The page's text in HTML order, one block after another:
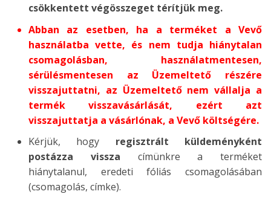
csökkentett végösszeget térítjük meg.
Abban az esetben, ha a terméket a Vevő
használatba vette, és nem tudja hiánytalan
csomagolásban, használatmentesen,
sérülésmentesen az Üzemeltető részére
visszajuttatni, az Üzemeltető nem vállalja a
termék visszavásárlását, ezért azt
visszajuttatja a vásárlónak, a Vevő költségére.
Kérjük, hogy regisztrált küldeményként
postázza vissza címünkre a terméket
hiánytalanul, eredeti fóliás csomagolásában
(csomagolás, címke).